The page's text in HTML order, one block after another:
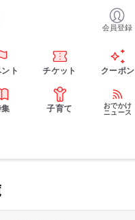
会員登録
ト チケット クーポン
子育て
おでかけ
ニュース